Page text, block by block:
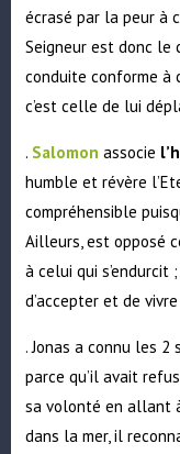
écrasé par la peur à
Seigneur est donc le
conduite conforme à
c’est celle de lui
. Salomon associe
humble et révère
compréhensible
Ailleurs, est opposé
à celui qui s’endurcit
d’accepter et de
. Jonas a connu les
parce qu’il avait
sa volonté en allant
dans la mer, il